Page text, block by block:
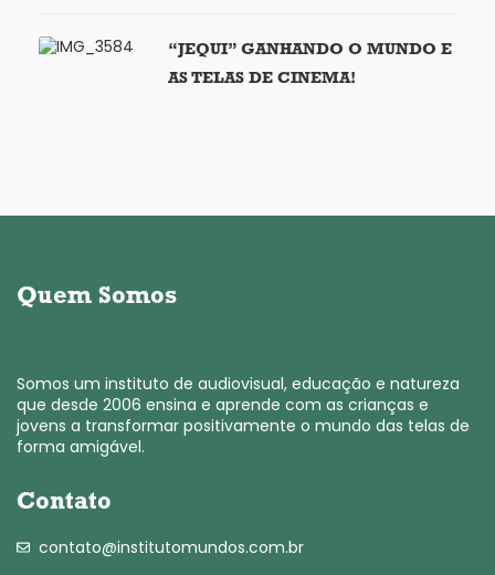
“JEQUI” GANHANDO O MUNDO E
AS TELAS DE CINEMA!
Quem Somos
Somos um instituto de audiovisual, educação e natureza
que desde 2006 ensina e aprende com as crianças e
jovens a transformar positivamente o mundo das telas de
forma amigável.
Contato
contato@institutomundos.com.br